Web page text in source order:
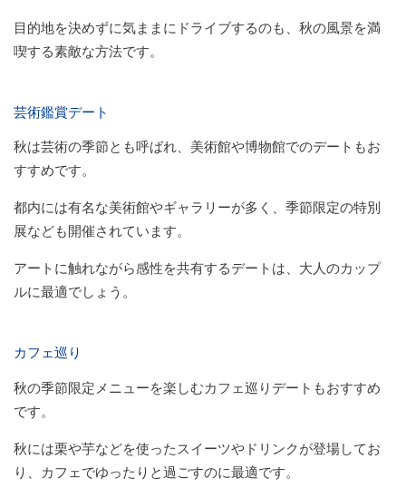
目的地を決めずに気ままにドライブするのも、秋の風景を満
喫する素敵な方法です。
芸術鑑賞デート
秋は芸術の季節とも呼ばれ、美術館や博物館でのデートもお
すすめです。
都内には有名な美術館やギャラリーが多く、季節限定の特別
展なども開催されています。
アートに触れながら感性を共有するデートは、大人のカップ
ルに最適でしょう。
カフェ巡り
秋の季節限定メニューを楽しむカフェ巡りデートもおすすめ
です。
秋には栗や芋などを使ったスイーツやドリンクが登場してお
り、カフェでゆったりと過ごすのに最適です。